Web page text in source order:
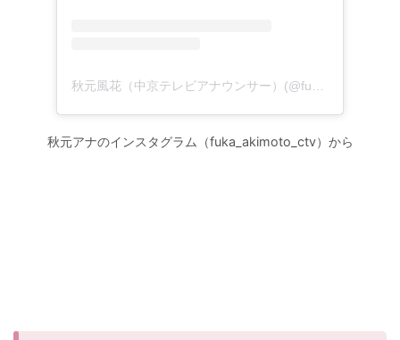
秋元アナのインスタグラム（fuka_akimoto_ctv）から